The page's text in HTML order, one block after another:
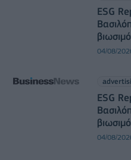
ESG
04/08/
ESG
04/08/